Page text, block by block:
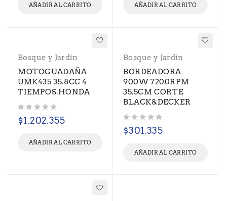
AÑADIR AL CARRITO AÑADIR AL CARRITO
Bosque y Jardín
MOTOGUADAÑA
UMK435 35.8CC 4
TIEMPOS.HONDA
$1.202.355
AÑADIR AL CARRITO
Bosque y Jardín
BORDEADORA
900W 7200RPM
35.5CM CORTE
BLACK&DECKER
$301.335
AÑADIR AL CARRITO